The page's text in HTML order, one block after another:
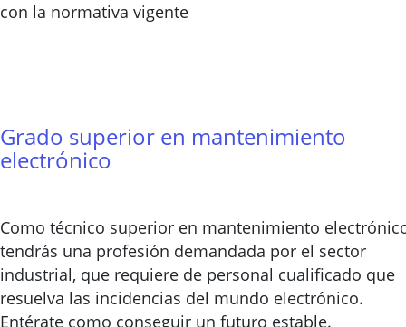
con la normativa vigente
Grado superior en mantenimiento
electrónico
Como técnico superior en mantenimiento
tendrás una profesión demandada por el sector
industrial, que requiere de personal cualificado que
resuelva las incidencias del mundo electrónico.
Entérate como conseguir un futuro estable.